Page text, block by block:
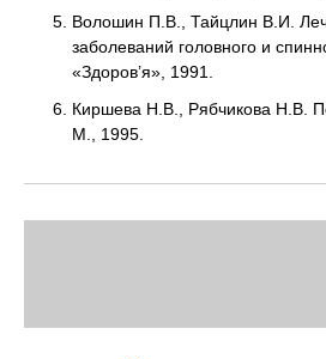
Волошин П.В., Тайцлин В.И.
заболеваний головного и
«Здоров’я», 1991.
Киршева Н.В., Рябчикова Н.В.
М., 1995.